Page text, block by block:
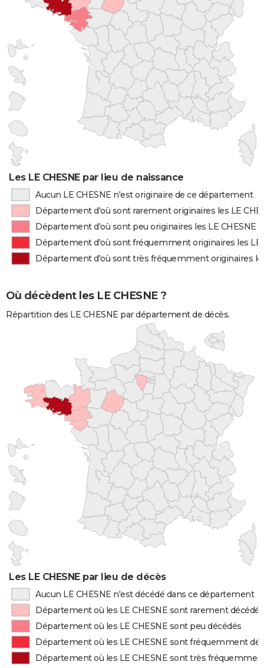
Les LE CHESNE par lieu de naissance
Aucun LE CHESNE n'est originaire de ce département
Département d'où sont rarement originaires les LE
Département d'où sont peu originaires les LE CHESNE
Département d'où sont fréquemment originaires les LE
Département d'où sont très fréquemment originaires
Où décèdent les LE CHESNE ?
Répartition des LE CHESNE par département de décès.
Les LE CHESNE par lieu de décès
Aucun LE CHESNE n'est décédé dans ce département
Département où les LE CHESNE sont rarement décédés
Département où les LE CHESNE sont peu décédés
Département où les LE CHESNE sont fréquemment
Département où les LE CHESNE sont très